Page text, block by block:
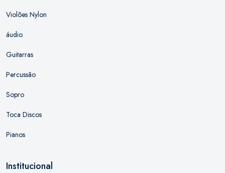
Violões Nylon
áudio
Guitarras
Percussão
Sopro
Toca Discos
Pianos
Institucional